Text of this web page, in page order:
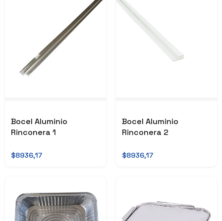
Bocel Aluminio
Rinconera 1
$8936,17
Bocel Aluminio
Rinconera 2
$8936,17